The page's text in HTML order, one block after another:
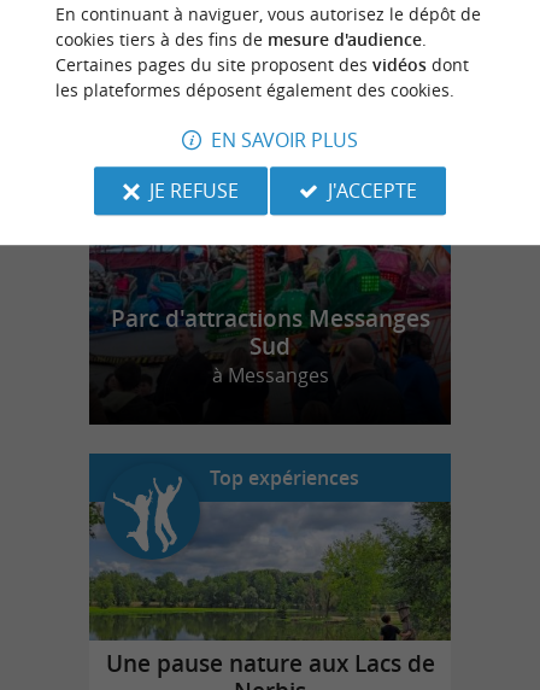
n
o
t
r
e
c
o
u
p
d
e
c
o
e
u
r
Parc d'attractions Messanges
Sud
à Messanges
Top expériences
Une pause nature aux Lacs de
En continuant à naviguer, vous autorisez le dépôt de
cookies tiers à des fins de mesure d'audience.
Certaines pages du site proposent des vidéosdont
les plateformes déposent également des cookies.
EN SAVOIR PLUS
JE REFUSE
J'ACCEPTE